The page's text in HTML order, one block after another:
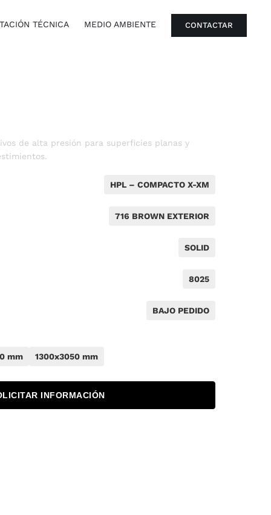
TÉCNICA MEDIO AMBIENTE CONTACTAR
de alta presión para superficies planas y
HPL – COMPACTO X-XM
716 BROWN EXTERIOR
SOLID
8025
BAJO PEDIDO
mm 1300x3050 mm
INFORMACIÓN